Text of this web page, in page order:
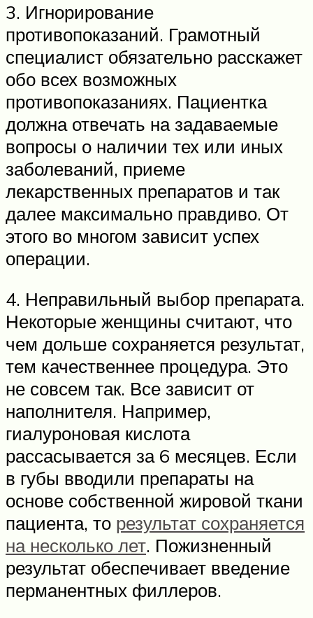
3. Игнорирование
противопоказаний. Грамотный
специалист обязательно расскажет
обо всех возможных
противопоказаниях. Пациентка
должна отвечать на задаваемые
вопросы о наличии тех или иных
заболеваний, приеме
лекарственных препаратов и так
далее максимально правдиво. От
этого во многом зависит успех
операции.
4. Неправильный выбор препарата.
Некоторые женщины считают, что
чем дольше сохраняется результат,
тем качественнее процедура. Это
не совсем так. Все зависит от
наполнителя. Например,
гиалуроновая кислота
рассасывается за 6 месяцев. Если
в губы вводили препараты на
основе собственной жировой ткани
пациента, то результат сохраняется
на несколько лет. Пожизненный
результат обеспечивает введение
перманентных филлеров.